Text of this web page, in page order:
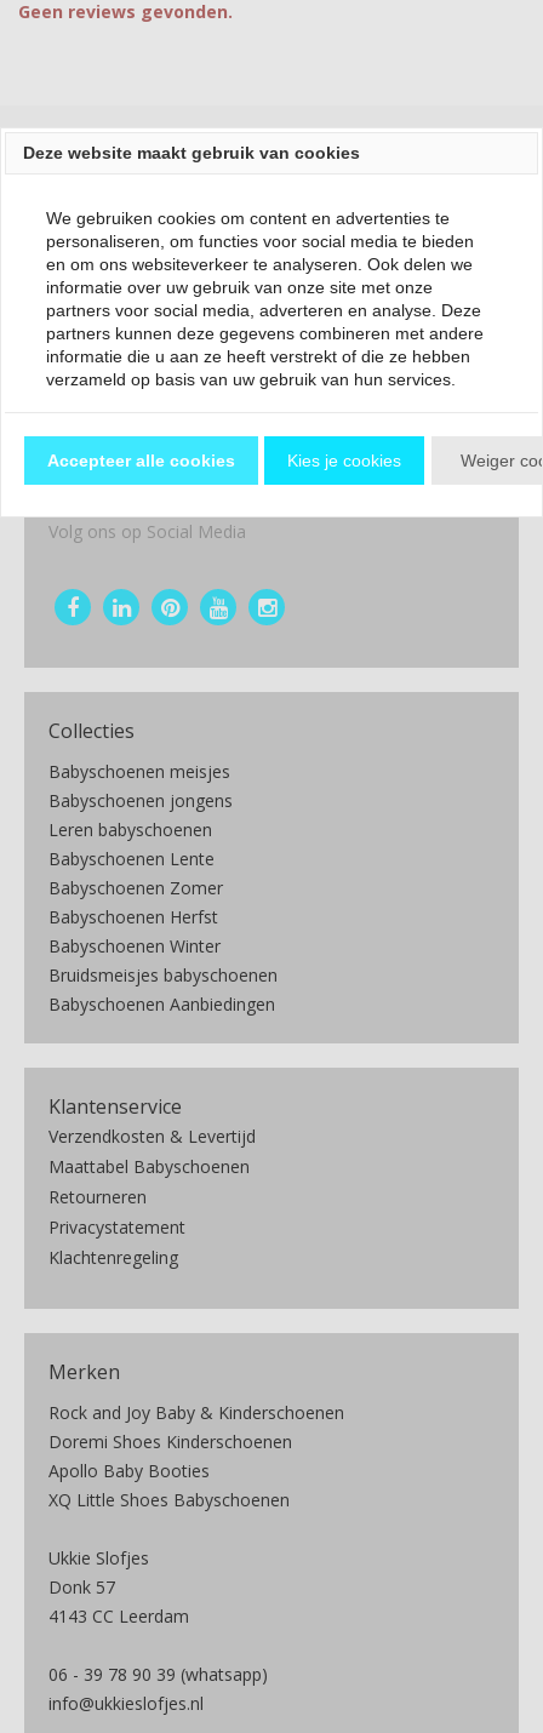
Geen reviews gevonden.
Shop op maat
Babyschoenen Maat 17
Babyschoenen Maat 18
Babyschoenen Maat 19
Babyschoenen Maat 20
Babyschoenen Maat 21
Kinderschoenen Maat 24
Volg ons op Social Media
Collecties
Babyschoenen meisjes
Babyschoenen jongens
Leren babyschoenen
Babyschoenen Lente
Babyschoenen Zomer
Babyschoenen Herfst
Babyschoenen Winter
Bruidsmeisjes babyschoenen
Babyschoenen Aanbiedingen
Klantenservice
Verzendkosten & Levertijd
Maattabel Babyschoenen
Retourneren
Privacystatement
Klachtenregeling
Merken
Rock and Joy Baby & Kinderschoenen
Doremi Shoes Kinderschoenen
Apollo Baby Booties
XQ Little Shoes Babyschoenen
Ukkie Slofjes
Donk 57
4143 CC Leerdam
06 - 39 78 90 39 (whatsapp)
info@ukkieslofjes.nl
Deze website maakt gebruik van cookies
We gebruiken cookies om content en advertenties te
personaliseren, om functies voor social media te bieden
en om ons websiteverkeer te analyseren. Ook delen we
informatie over uw gebruik van onze site met onze
partners voor social media, adverteren en analyse. Deze
partners kunnen deze gegevens combineren met andere
informatie die u aan ze heeft verstrekt of die ze hebben
verzameld op basis van uw gebruik van hun services.
Accepteer alle cookies Kies je cookies Weiger